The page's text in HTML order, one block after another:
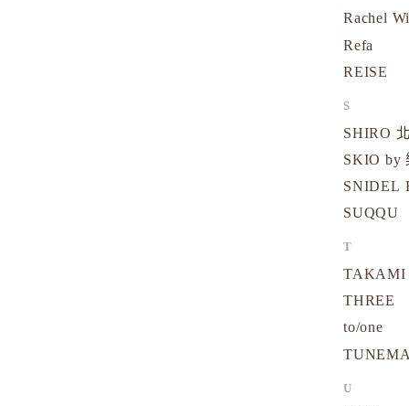
Rachel
Refa
REISE
S
SHIRO
SKIO by
SNIDEL
SUQQU
T
TAKAMI
THREE
to/one
U